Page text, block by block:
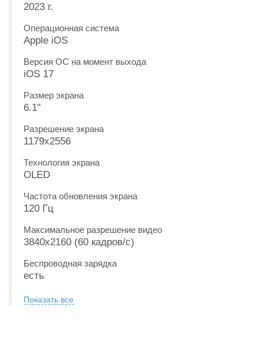
2023 г.
Операционная система
Apple iOS
Версия ОС на момент выхода
iOS 17
Размер экрана
6.1"
Разрешение экрана
1179x2556
Технология экрана
OLED
Частота обновления экрана
120 Гц
Максимальное разрешение видео
3840x2160 (60 кадров/с)
Беспроводная зарядка
есть
Показать все